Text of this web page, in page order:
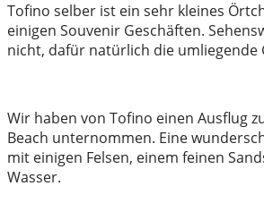
Tofino selber ist ein sehr kleines
einigen Souvenir Geschäften.
nicht, dafür natürlich die umliegende
Wir haben von Tofino einen Ausflug
Beach unternommen. Eine
mit einigen Felsen, einem feinen
Wasser.